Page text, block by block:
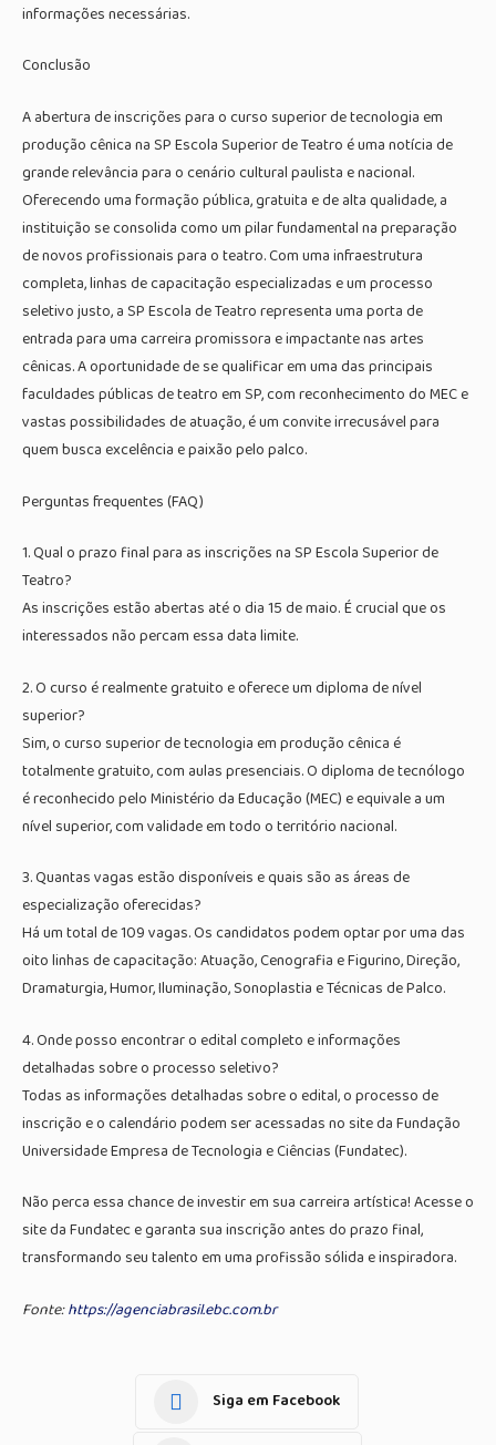
informações necessárias.
Conclusão
A abertura de inscrições para o curso superior de tecnologia em
produção cênica na SP Escola Superior de Teatro é uma notícia de
grande relevância para o cenário cultural paulista e nacional.
Oferecendo uma formação pública, gratuita e de alta qualidade, a
instituição se consolida como um pilar fundamental na preparação
de novos profissionais para o teatro. Com uma infraestrutura
completa, linhas de capacitação especializadas e um processo
seletivo justo, a SP Escola de Teatro representa uma porta de
entrada para uma carreira promissora e impactante nas artes
cênicas. A oportunidade de se qualificar em uma das principais
faculdades públicas de teatro em SP, com reconhecimento do MEC e
vastas possibilidades de atuação, é um convite irrecusável para
quem busca excelência e paixão pelo palco.
Perguntas frequentes (FAQ)
1. Qual o prazo final para as inscrições na SP Escola Superior de
Teatro?
As inscrições estão abertas até o dia 15 de maio. É crucial que os
interessados não percam essa data limite.
2. O curso é realmente gratuito e oferece um diploma de nível
superior?
Sim, o curso superior de tecnologia em produção cênica é
totalmente gratuito, com aulas presenciais. O diploma de tecnólogo
é reconhecido pelo Ministério da Educação (MEC) e equivale a um
nível superior, com validade em todo o território nacional.
3. Quantas vagas estão disponíveis e quais são as áreas de
especialização oferecidas?
Há um total de 109 vagas. Os candidatos podem optar por uma das
oito linhas de capacitação: Atuação, Cenografia e Figurino, Direção,
Dramaturgia, Humor, Iluminação, Sonoplastia e Técnicas de Palco.
4. Onde posso encontrar o edital completo e informações
detalhadas sobre o processo seletivo?
Todas as informações detalhadas sobre o edital, o processo de
inscrição e o calendário podem ser acessadas no site da Fundação
Universidade Empresa de Tecnologia e Ciências (Fundatec).
Não perca essa chance de investir em sua carreira artística! Acesse o
site da Fundatec e garanta sua inscrição antes do prazo final,
transformando seu talento em uma profissão sólida e inspiradora.
Fonte:https://agenciabrasil.ebc.com.br
Siga em Facebook